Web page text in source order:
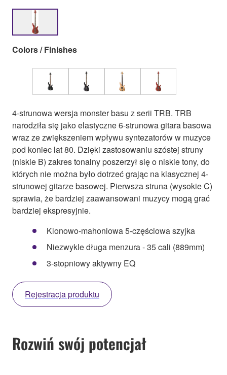
Colors / Finishes
4-strunowa wersja monster basu z serii TRB. TRB
narodziła się jako elastyczne 6-strunowa gitara basowa
wraz ze zwiększeniem wpływu syntezatorów w muzyce
pod koniec lat 80. Dzięki zastosowaniu szóstej struny
(niskie B) zakres tonalny poszerzył się o niskie tony, do
których nie można było dotrzeć grając na klasycznej 4-
strunowej gitarze basowej. Pierwsza struna (wysokie C)
sprawia, że bardziej zaawansowani muzycy mogą grać
bardziej ekspresyjnie.
Klonowo-mahoniowa 5-częściowa szyjka
Niezwykle długa menzura - 35 cali (889mm)
3-stopniowy aktywny EQ
Rejestracja produktu
Rozwiń swój potencjał